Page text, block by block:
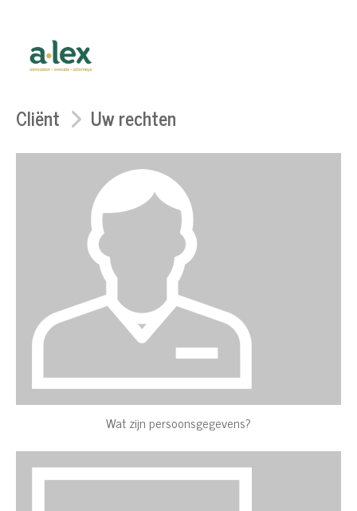
Cliënt Uw rechten
Wat zijn persoonsgegevens?